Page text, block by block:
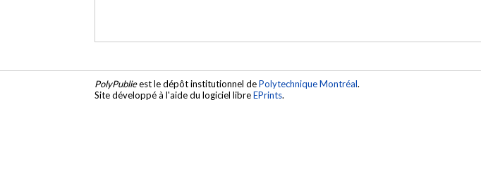
PolyPublieest le dépôt institutionnel dePolytechnique Montréal.
Site développé à l'aide du logiciel libreEPrints.